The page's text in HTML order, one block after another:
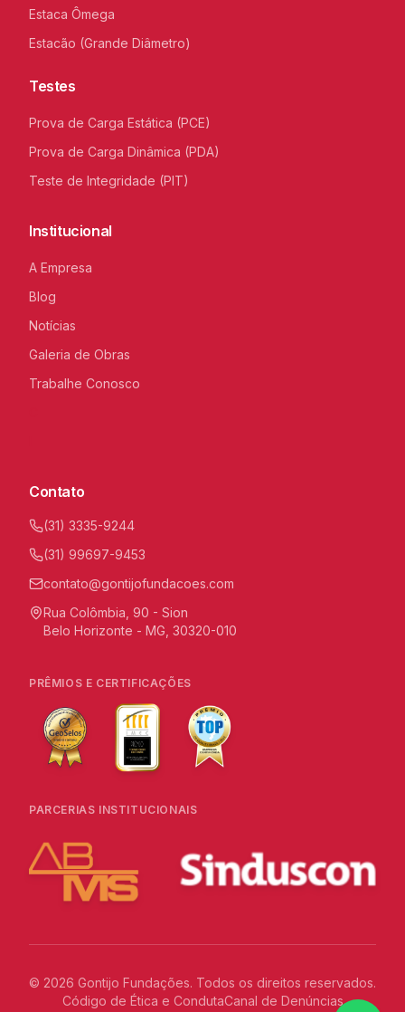
Estaca Ômega
Estacão (Grande Diâmetro)
Testes
Prova de Carga Estática (PCE)
Prova de Carga Dinâmica (PDA)
Teste de Integridade (PIT)
Institucional
A Empresa
Blog
Notícias
Galeria de Obras
Trabalhe Conosco
Contato
(31) 3335-9244
(31) 99697-9453
contato@gontijofundacoes.com
Rua Colômbia, 90 - Sion
Belo Horizonte - MG, 30320-010
PRÊMIOS E CERTIFICAÇÕES
PARCERIAS INSTITUCIONAIS
© 2026 Gontijo Fundações. Todos os direitos reservados.
Código de Ética e CondutaCanal de Denúncias